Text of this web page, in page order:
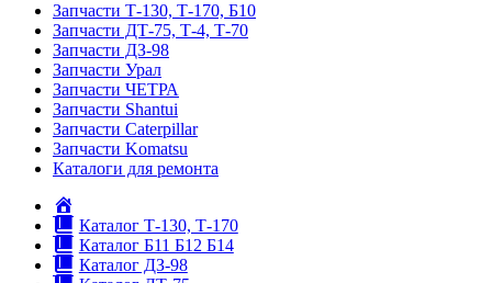
Запчасти Т-130, Т-170, Б10
Запчасти ДТ-75, Т-4, Т-70
Запчасти ДЗ-98
Запчасти Урал
Запчасти ЧЕТРА
Запчасти Shantui
Запчасти Caterpillar
Запчасти Komatsu
Каталоги для ремонта
Каталог Т-130, Т-170
Каталог Б11 Б12 Б14
Каталог ДЗ-98